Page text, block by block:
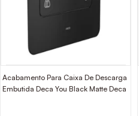
Acabamento Para Caixa De Descarga
Embutida Deca You Black Matte Deca